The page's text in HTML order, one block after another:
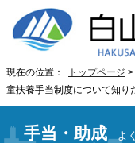
現在の位置： トップページ >
童扶養手当制度について知り
手当・助成 よ